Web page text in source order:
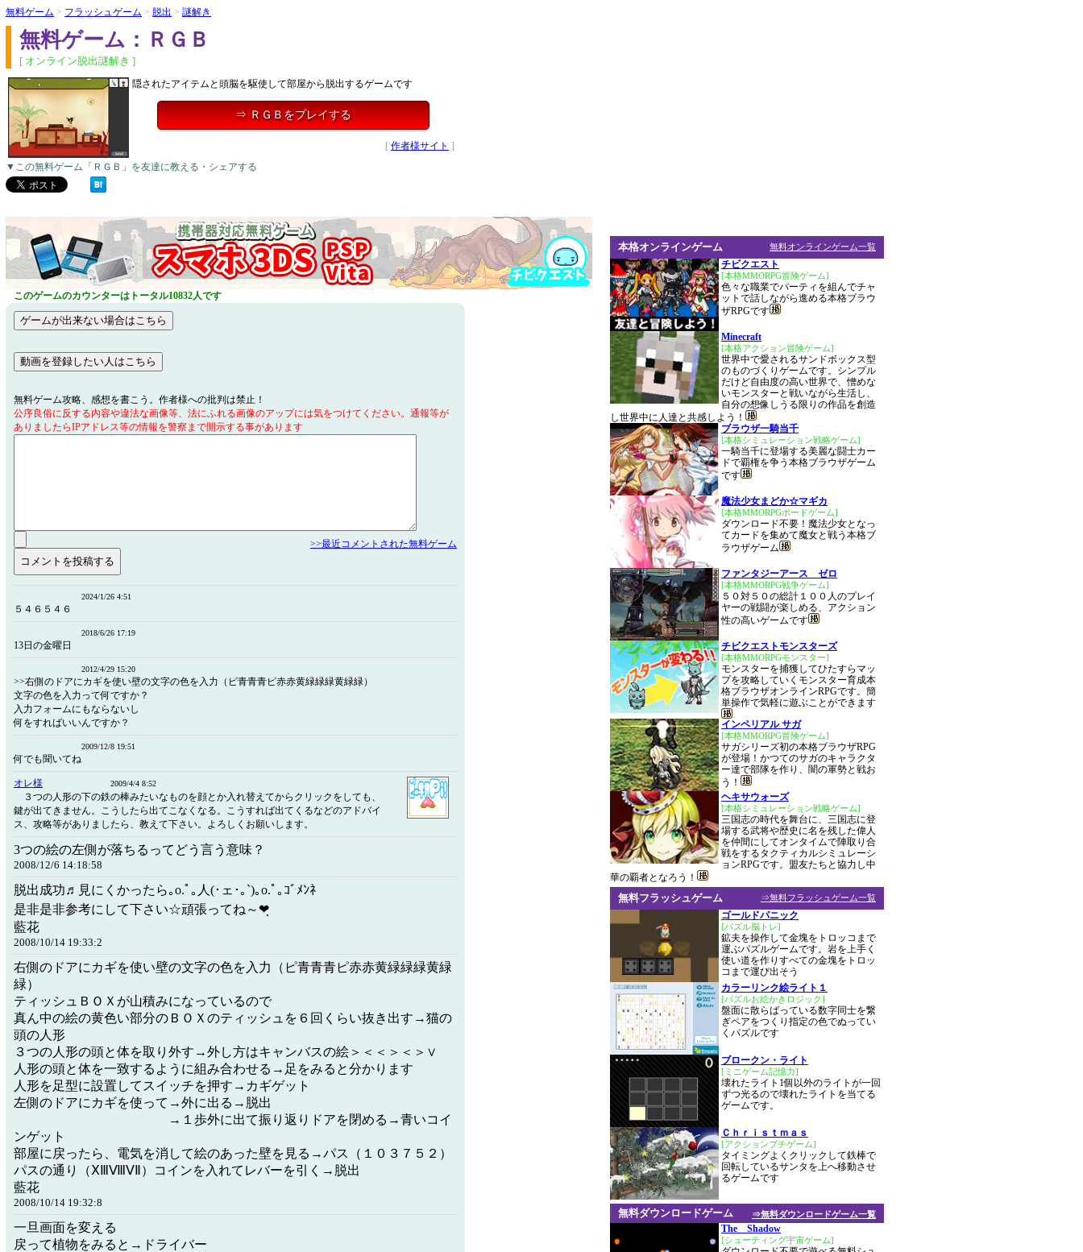
無料ゲーム > フラッシュゲーム > 脱出 > 謎解き
無料ゲーム：ＲＧＢ
[ オンライン脱出謎解き ]
隠されたアイテムと頭脳を駆使して部屋から脱出するゲームです
⇒ ＲＧＢをプレイする
[ 作者様サイト ]
▼この無料ゲーム「ＲＧＢ」を友達に教える・シェアする
このゲームのカウンターはトータル10832人です
無料ゲーム攻略、感想を書こう。作者様への批判は禁止！
公序良俗に反する内容や違法な画像等、法にふれる画像のアップには気をつけてください。通報等が
ありましたらIPアドレス等の情報を警察まで開示する事があります
>>最近コメントされた無料ゲーム
2024/1/26 4:51
５４６５４６
2018/6/26 17:19
13日の金曜日
2012/4/29 15:20
>>右側のドアにカギを使い壁の文字の色を入力（ピ青青青ピ赤赤黄緑緑緑黄緑緑）
文字の色を入力って何ですか？
入力フォームにもならないし
何をすればいいんですか？
2009/12/8 19:51
何でも聞いてね
オレ様 2009/4/4 8:52
３つの人形の下の鉄の棒みたいなものを顔とか入れ替えてからクリックをしても、
鍵が出てきません。こうしたら出てこなくなる。こうすれば出てくるなどのアドバイ
ス、攻略等がありましたら、教えて下さい。よろしくお願いします。
3つの絵の左側が落ちるってどう言う意味？
2008/12/6 14:18:58
脱出成功♬見にくかったら｡o.ﾟ｡人(･ェ･｡`)｡o.ﾟ｡ｺﾞﾒﾝﾈ
是非是非参考にして下さい☆頑張ってね～❤ฺ
藍花
2008/10/14 19:33:2
右側のドアにカギを使い壁の文字の色を入力（ピ青青青ピ赤赤黄緑緑緑黄緑
緑）
ティッシュＢＯＸが山積みになっているので
真ん中の絵の黄色い部分のＢＯＸのティッシュを６回くらい抜き出す→猫の
頭の人形
３つの人形の頭と体を取り外す→外し方はキャンバスの絵＞＜＜＞＜＞∨
人形の頭と体を一致するように組み合わせる→足をみると分かります
人形を足型に設置してスイッチを押す→カギゲット
左側のドアにカギを使って→外に出る→脱出
→１歩外に出て振り返りドアを閉める→青いコイ
ンゲット
部屋に戻ったら、電気を消して絵のあった壁を見る→パス（１０３７５２）
パスの通り（ⅩⅢⅧⅤⅡ）コインを入れてレバーを引く→脱出
藍花
2008/10/14 19:32:8
一旦画面を変える
戻って植物をみると→ドライバー
無料オンラインゲーム一覧
本格オンラインゲーム
チビクエスト
[本格MMORPG冒険ゲーム]
色々な職業でパーティを組んでチャ
ットで話しながら進める本格ブラウ
ザRPGです
Minecraft
[本格アクション冒険ゲーム]
世界中で愛されるサンドボックス型
のものづくりゲームです。シンプル
だけど自由度の高い世界で、憎めな
いモンスターと戦いながら生活し、
自分の想像しうる限りの作品を創造
し世界中に人達と共感しよう！
ブラウザ一騎当千
[本格シミュレーション戦略ゲーム]
一騎当千に登場する美麗な闘士カー
ドで覇権を争う本格ブラウザゲーム
です
魔法少女まどか☆マギカ
[本格MMORPGボードゲーム]
ダウンロード不要！魔法少女となっ
てカードを集めて魔女と戦う本格ブ
ラウザゲーム
ファンタジーアース ゼロ
[本格MMORPG戦争ゲーム]
５０対５０の総計１００人のプレイ
ヤーの戦闘が楽しめる、アクション
性の高いゲームです
チビクエストモンスターズ
[本格MMORPGモンスター]
モンスターを捕獲してひたすらマッ
プを攻略していくモンスター育成本
格ブラウザオンラインRPGです。簡
単操作で気軽に遊ぶことができます
インペリアル サガ
[本格MMORPG冒険ゲーム]
サガシリーズ初の本格ブラウザRPG
が登場！かつてのサガのキャラクタ
ー達で部隊を作り、闇の軍勢と戦お
う！
ヘキサウォーズ
[本格シミュレーション戦略ゲーム]
三国志の時代を舞台に、三国志に登
場する武将や歴史に名を残した偉人
を仲間にしてオンタイムで陣取り合
戦をするタクティカルシミュレーシ
ョンRPGです。盟友たちと協力し中
華の覇者となろう！
⇒無料フラッシュゲーム一覧
無料フラッシュゲーム
ゴールドパニック
[パズル脳トレ]
鉱夫を操作して金塊をトロッコまで
運ぶパズルゲームです。岩を上手く
使い道を作りすべての金塊をトロッ
コまで運び出そう
カラーリンク絵ライト１
[パズルお絵かきロジック]
盤面に散らばっている数字同士を繋
ぎペアをつくり指定の色でぬってい
くパズルです
ブロークン・ライト
[ミニゲーム記憶力]
壊れたライト1個以外のライトが一回
ずつ光るので壊れたライトを当てる
ゲームです。
Ｃｈｒｉｓｔｍａｓ
[アクションプチゲーム]
タイミングよくクリックして鉄棒で
回転しているサンタを上へ移動させ
るゲームです
⇒無料ダウンロードゲーム一覧
無料ダウンロードゲーム
The Shadow
[シューティング宇宙ゲーム]